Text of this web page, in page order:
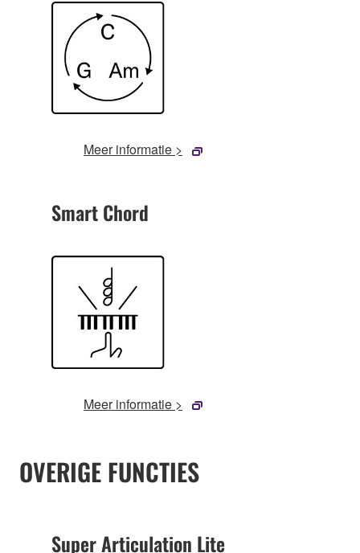
Meer informatie >
Smart Chord
Meer informatie >
OVERIGE FUNCTIES
Super Articulation Lite